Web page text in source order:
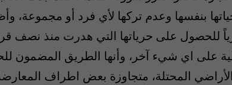
بنفسها وعدم تركها لأي فرد أو مجموعة،
للحصول على حرياتها التي هدرت منذ نصف قرن.
على اي شيء آخر، وأنها الطريق المضمون
المحتلة، متجاوزة بعض اطراف